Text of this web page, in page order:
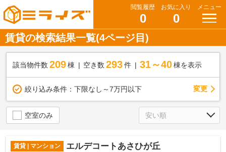
閲覧履歴
0
お気に入り
0
メニュー
賃貸の検索結果一覧(4ページ目)
該当物件数 209棟 空き数 293 件 31～40 棟を表示
絞り込み条件： 下限なし～7万円以下 変更
空室のみ
賃貸 | マンション エルデコートあさひが丘